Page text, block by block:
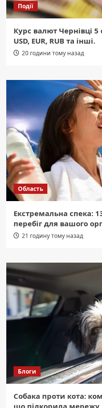
Події
Курс валют Чернівці 5
USD, EUR, RUB та інші.
20 години тому назад
Область
Екстремальна спека:
перебіг для вашого
21 годину тому назад
Блоги
Собака проти кота:
що підкорила мережу